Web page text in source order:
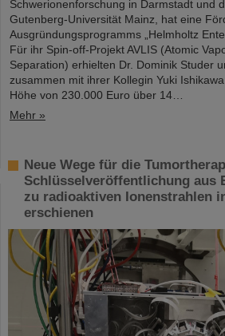
Schwerionenforschung in Darmstadt und
Gutenberg-Universität Mainz, hat eine
Ausgründungsprogramms „Helmholtz
Für ihr Spin-off-Projekt AVLIS (Atomic
Separation) erhielten Dr. Dominik Studer
zusammen mit ihrer Kollegin Yuki
Höhe von 230.000 Euro über 14…
Mehr »
Neue Wege für die
Schlüsselveröffentlichung aus
zu radioaktiven Ionenstrahlen
erschienen